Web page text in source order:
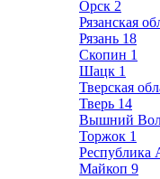
Орск 2
Рязанская
Рязань 18
Скопин 1
Шацк 1
Тверская
Тверь 14
Вышний
Торжок 1
Республика
Майкоп 9